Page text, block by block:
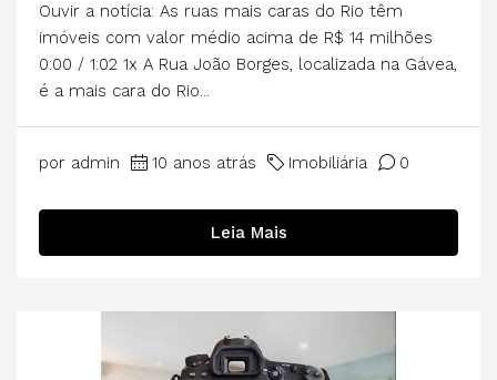
Ouvir a notícia: As ruas mais caras do Rio têm
imóveis com valor médio acima de R$ 14 milhões
0:00 / 1:02 1x A Rua João Borges, localizada na Gávea,
é a mais cara do Rio...
por admin 10 anos atrás Imobiliária 0
Leia Mais